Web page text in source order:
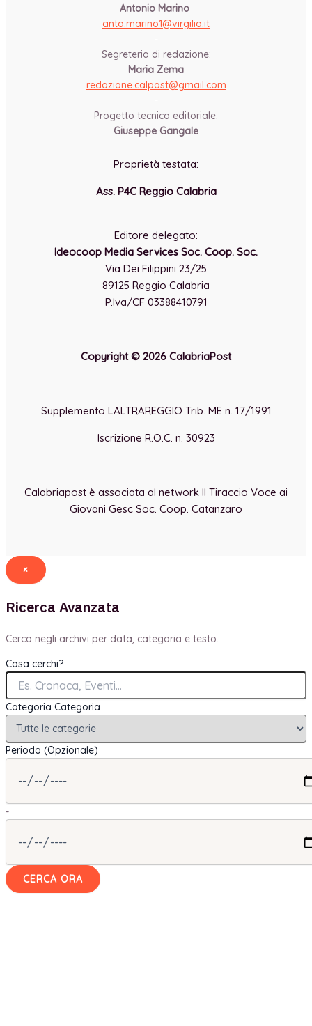
Antonio Marino
anto.marino1@virgilio.it
Segreteria di redazione:
Maria Zema
redazione.calpost@gmail.com
Progetto tecnico editoriale:
Giuseppe Gangale
Proprietà testata:
Ass. P4C Reggio Calabria
Editore delegato:
Ideocoop Media Services Soc. Coop. Soc.
Via Dei Filippini 23/25
89125 Reggio Calabria
P.Iva/CF 03388410791
Copyright © 2026 CalabriaPost
Supplemento LALTRAREGGIO Trib. ME n. 17/1991
Iscrizione R.O.C. n. 30923
Calabriapost è associata al network Il Tiraccio Voce ai
Giovani Gesc Soc. Coop. Catanzaro
×
Ricerca Avanzata
Cerca negli archivi per data, categoria e testo.
Cosa cerchi?
Categoria Categoria
Periodo (Opzionale)
-
CERCA ORA